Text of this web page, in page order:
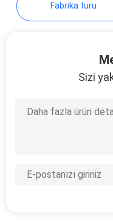
Fabrika turu
Sizi